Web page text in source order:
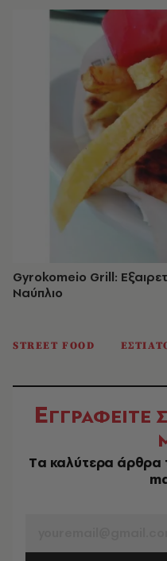
Gyrokomeio Grill:
Ναύπλιο
STREET FOOD
ΕΓΓΡΑΦΕΙΤΕ
Tα καλύτερα άρθρα